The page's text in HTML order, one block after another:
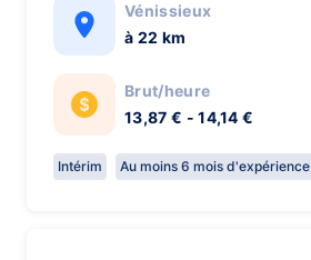
Vénissieux
à 22 km
Brut/heure
13,87 € - 14,14 €
Intérim Au moins 6 mois d'expérience